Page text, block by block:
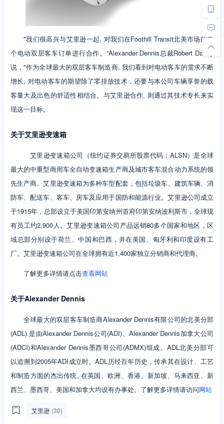
"我们很高兴与艾里逊一起, 对我们在Foothill Transit北美市场的首
个电动双层客车订单进行合作。”Alexander Dennis总裁Robert Davey
说，"作为全球最大的双层客车制造商, 我们看到对电动客车的需求不断
增长, 对电动客车的期望除了零排放技术，还要与本公司车辆享誉的载
客量大及出色的舒适性相结合。与艾里逊合作, 则通过其技术专长来实
现这一目标。
关于艾里逊变速箱
艾里逊变速箱公司（纽约证券交易所股票代码：ALSN）是全球
最大的中重型商用车全自动变速箱生产商及城市客车混合动力系统的领
先生产商。艾里逊变速箱为多种车型配套，包括垃圾车、建筑车辆、消
防车、配送车、客车、房车及应用于国防和能源行业。艾里逊公司成立
于1915年，总部设立于美国印第安纳州首府印第安纳波利斯市，全球现
有员工约2,900人。艾里逊变速箱公司产品远销80多个国家和地区，区
域总部分别设于荷兰、中国和巴西，并在美国、匈牙利和印度设有工
厂。艾里逊变速箱公司在全球拥有近1,400家独立分销商和代理商。
了解更多详情请点击查看网站
关于Alexander Dennis
全球最大的双层客车制造商Alexander Dennis有限公司的北美分部
(ADL) 是由Alexander Dennis公司(ADI)、Alexander Dennis加拿大公司
(ADCI)和Alexander Dennis墨西哥公司(ADMX)组成。ADL北美分部可
以追溯到2005年ADI成立时。ADL历经百年历史，传承其在设计、工艺
和制造方面的杰出传统, 在英国、欧洲、香港、新加坡、马来西亚、新
西兰、墨西哥、美国和加拿大均设有办事处。了解更多详情请访问网站
艾里逊 (30)